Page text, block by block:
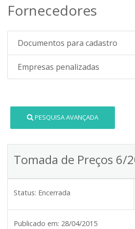
Fornecedores
Documentos para cadastro
Empresas penalizadas
PESQUISA AVANÇADA
Tomada de Preços 6/
Status: Encerrada
Publicado em: 28/04/2015